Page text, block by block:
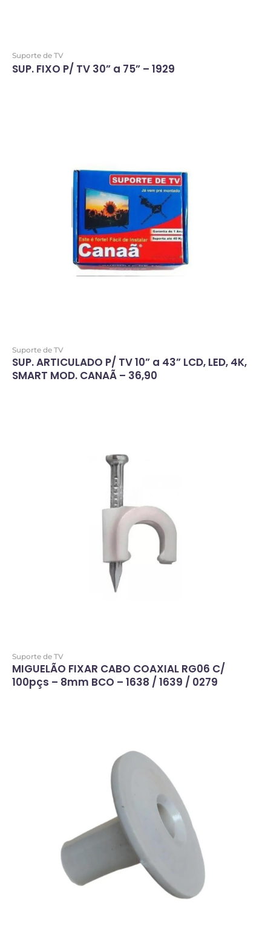
Suporte de TV
SUP. FIXO P/ TV 30” a 75” – 1929
Suporte de TV
SUP. ARTICULADO P/ TV 10” a 43” LCD, LED, 4K,
SMART MOD. CANAÃ – 36,90
Suporte de TV
MIGUELÃO FIXAR CABO COAXIAL RG06 C/
100pçs – 8mm BCO – 1638 / 1639 / 0279